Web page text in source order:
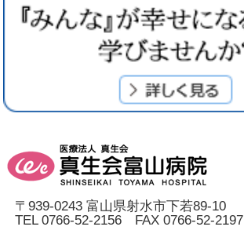
〒939-0243 富山県射水市下若89-10
TEL 0766-52-2156 FAX 0766-52-2197